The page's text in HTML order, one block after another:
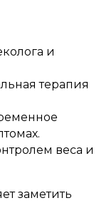
и
терапия
веса и
заметить